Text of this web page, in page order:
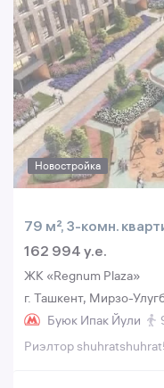
Новостройка
79 м², 3-комн.
162 994 y.e.
ЖК «Regnum Plaza»
г. Ташкент, Мирзо-
Буюк Ипак Йули
Риэлтор